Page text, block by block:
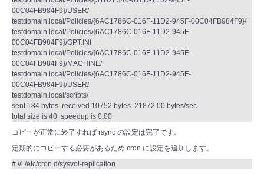
00C04FB984F9}/USER/
testdomain.local/Policies/{6AC1786C-016F-11D2-945F-00C04FB984F9}/
testdomain.local/Policies/{6AC1786C-016F-11D2-945F-
00C04FB984F9}/GPT.INI
testdomain.local/Policies/{6AC1786C-016F-11D2-945F-
00C04FB984F9}/MACHINE/
testdomain.local/Policies/{6AC1786C-016F-11D2-945F-
00C04FB984F9}/USER/
testdomain.local/scripts/
sent 184 bytes received 10752 bytes 21872.00 bytes/sec
total size is 40 speedup is 0.00
コピーが正常に終了すれば rsync の設定は完了です。
定期的にコピーする必要があるため cron に設定を追加します。
# vi /etc/cron.d/sysvol-replication